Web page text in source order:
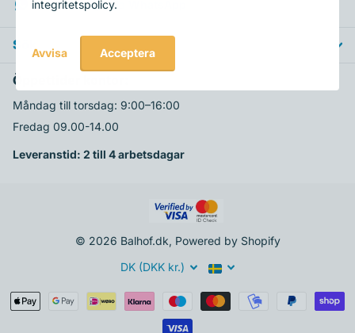
Ställ din fråga via
Sök
Öppettider kontor:
Måndag till torsdag: 9:00–16:00
Fredag 09.00-14.00
Leveranstid: 2 till 4 arbetsdagar
© 2026 Balhof.dk, Powered by Shopify
DK (DKK kr.)
integritetspolicy.
Avvisa Acceptera